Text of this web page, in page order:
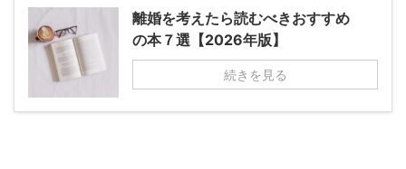
離婚を考えたら読むべきおすすめ
の本７選【2026年版】
続きを見る